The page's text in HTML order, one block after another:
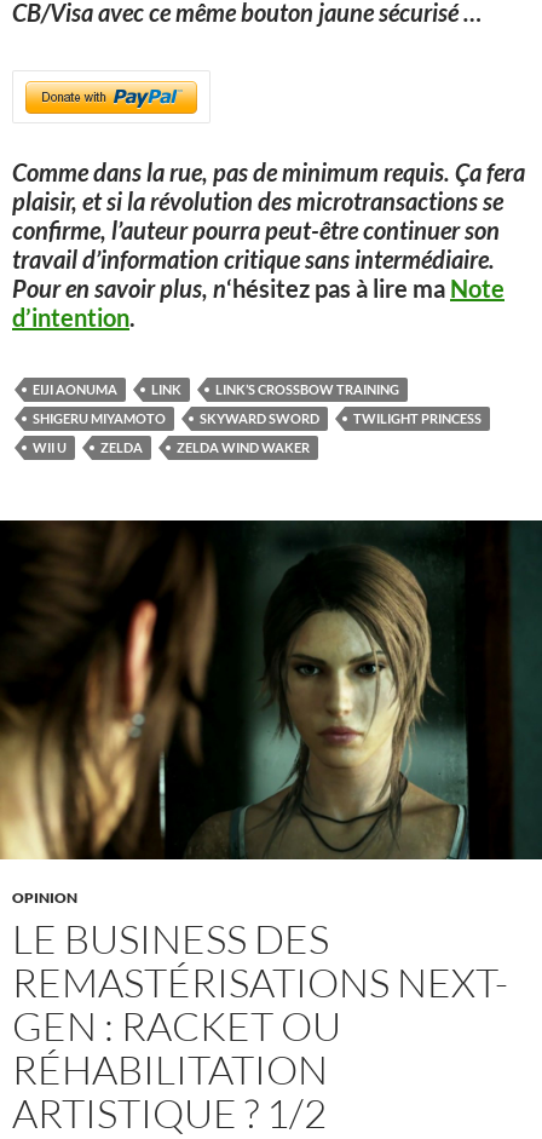
CB/Visa avec ce même bouton jaune sécurisé…
Comme dans la rue, pas de minimum requis. Ça fera
plaisir, et si la révolution des microtransactions se
confirme, l’auteur pourra peut-être continuer son
travail d’information critique sans intermédiaire.
Pour en savoir plus, n‘hésitez pas à lire ma Note
d’intention.
EIJI AONUMA LINK
LINK’S CROSSBOW TRAINING
SHIGERU MIYAMOTO
SKYWARD SWORD
TWILIGHT PRINCESS
WII U
ZELDA ZELDA WIND WAKER
OPINION
LE BUSINESS DES
REMASTÉRISATIONS NEXT-
GEN : RACKET OU
RÉHABILITATION
ARTISTIQUE ? 1/2